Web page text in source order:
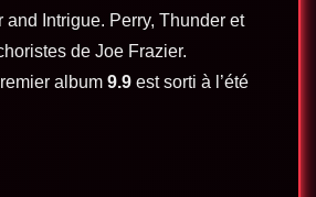
and Intrigue. Perry, Thunder et
de Joe Frazier.
album 9.9 est sorti à l’été